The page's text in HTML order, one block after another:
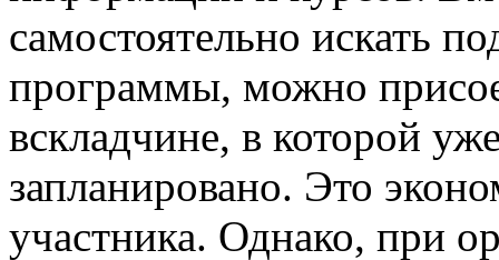
самостоятельно искать
программы, можно
вскладчине, в которой
запланировано. Это
участника. Однако, при